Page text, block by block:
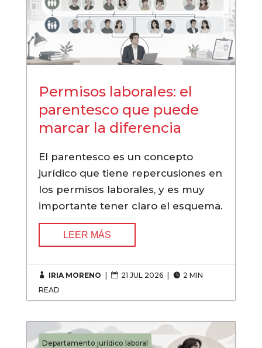
Permisos laborales: el
parentesco que puede
marcar la diferencia
El parentesco es un concepto
jurídico que tiene repercusiones en
los permisos laborales, y es muy
importante tener claro el esquema.
LEER MÁS
 IRIA MORENO  21 JUL 2026  2 MIN
READ
Departamento jurídico laboral